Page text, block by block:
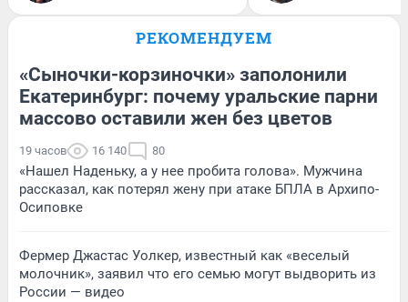
РЕКОМЕНДУЕМ
«Сыночки-корзиночки» заполонили
Екатеринбург: почему уральские парни
массово оставили жен без цветов
19 часов 16 140 80
«Нашел Наденьку, а у нее пробита голова». Мужчина
рассказал, как потерял жену при атаке БПЛА в Архипо-
Осиповке
Фермер Джастас Уолкер, известный как «веселый
молочник», заявил что его семью могут выдворить из
России — видео